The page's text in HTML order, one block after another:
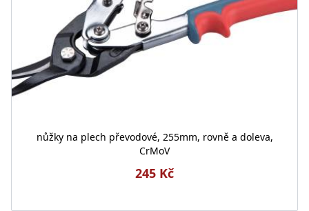
nůžky na plech převodové, 255mm, rovně a doleva,
CrMoV
245 Kč